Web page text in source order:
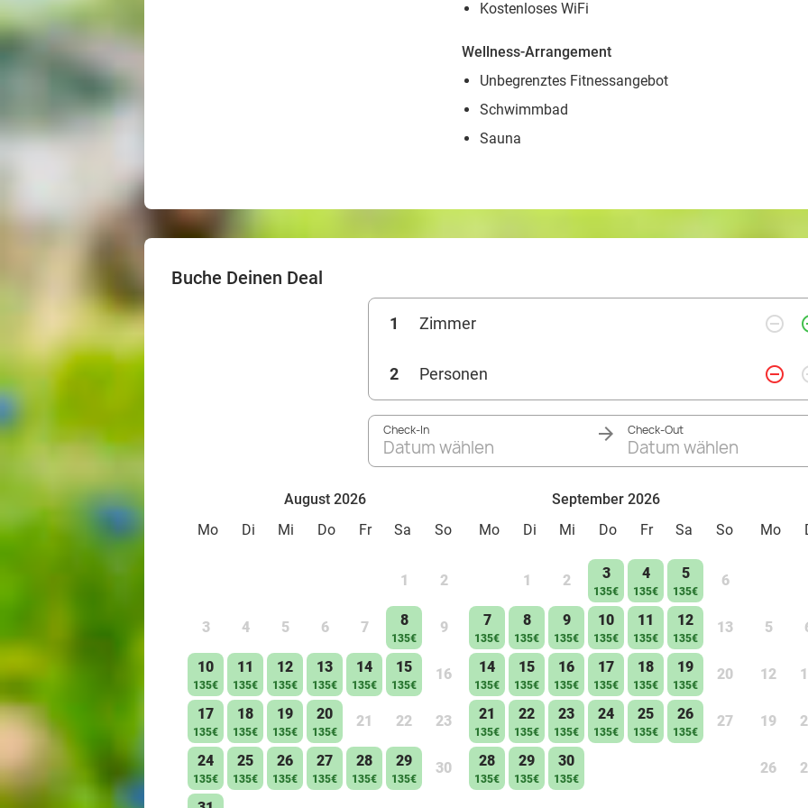
Kostenloses WiFi
Wellness-Arrangement
Unbegrenztes Fitnessangebot
Schwimmbad
Sauna
Buche Deinen Deal
1 Zimmer remove_circle_outline
2 Personen remove_circle_outline
Check-In
Datum wählen
Check-Out
Datum wählen
August 2026
Mo
Di Mi Do Fr Sa So
1 2
3 4 5 6 7 8
135€
9
10
135€
11
135€
12
135€
13
135€
14
135€
15
135€
16
17
135€
18
135€
19
135€
20
135€
21 22 23
24
135€
25
135€
26
135€
27
135€
28
135€
29
135€
30
September 2026
Mo
Di Mi Do Fr Sa So
1 2 3
135€
4
135€
5
135€
6
7
135€
8
135€
9
135€
10
135€
11
135€
12
135€
13
14
135€
15
135€
16
135€
17
135€
18
135€
19
135€
20
21
135€
22
135€
23
135€
24
135€
25
135€
26
135€
27
28
135€
29
135€
30
135€
Mo
5
12
19
26